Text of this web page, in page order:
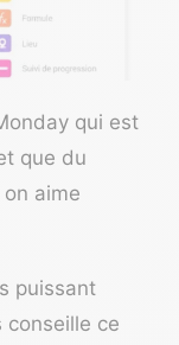
qui est
que du
aime
puissant
conseille ce